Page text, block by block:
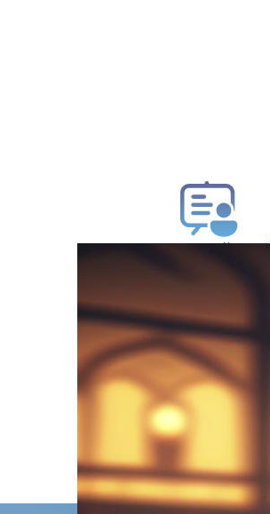
طلب فتوى
استعلام عن فتوى
حجز موعد
الفتوى الهاتفية